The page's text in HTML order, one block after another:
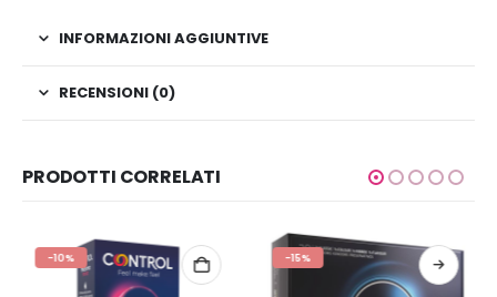
INFORMAZIONI AGGIUNTIVE
RECENSIONI (0)
PRODOTTI CORRELATI
-10% -15%